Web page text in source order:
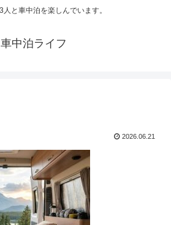
と車中泊を楽しんでいます。
車中泊ライフ
2026.06.21